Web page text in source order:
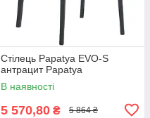
Стілець Papatya EVO-S
антрацит Papatya
В наявності
5 570,80 ₴ 5 864 ₴